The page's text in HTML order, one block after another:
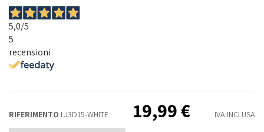
5,0/5
5
recensioni
RIFERIMENTO LJ3D15-WHITE 19,99 € IVA INCLUSA